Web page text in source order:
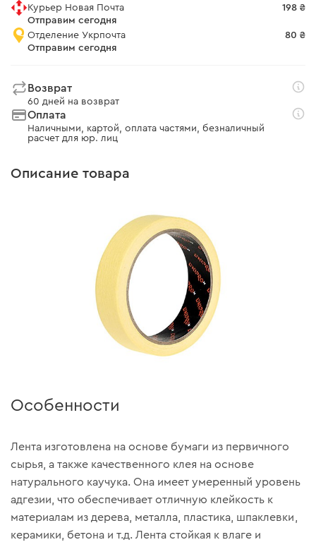
Курьер Новая Почта
Отправим сегодня
198 ₴
Отделение Укрпочта
Отправим сегодня
80 ₴
Возврат
60 дней на возврат
Оплата
Наличными, картой, оплата частями, безналичный
расчет для юр. лиц
Описание товара
Особенности
Лента изготовлена на основе бумаги из первичного
сырья, а также качественного клея на основе
натурального каучука. Она имеет умеренный уровень
адгезии, что обеспечивает отличную клейкость к
материалам из дерева, металла, пластика, шпаклевки,
керамики, бетона и т.д. Лента стойкая к влаге и